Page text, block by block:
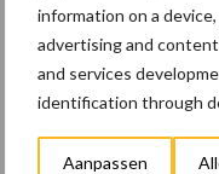
information on a
advertising and
and services
identification through
Aanpassen
23 dec
EU-